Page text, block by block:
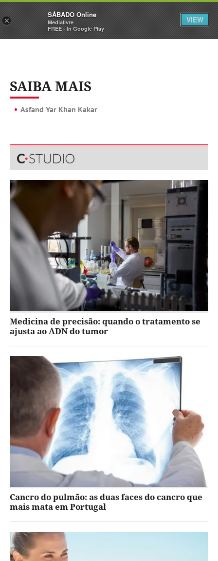
Sábado Assine Iniciar Sessão
SAIBA MAIS
Asfand Yar Khan Kakar
Medicina de precisão: quando o tratamento se
ajusta ao ADN do tumor
Cancro do pulmão: as duas faces do cancro que
mais mata em Portugal
×
SÁBADO Online
Medialivre
FREE - In Google Play
VIEW